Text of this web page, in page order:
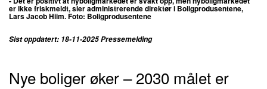
er ikke friskmeldt, sieradministrerende direktør i Boligprodusentene,
Lars Jacob Hiim.​​​​​​​ Foto: Boligprodusentene
Sist oppdatert: 18-11-2025 Pressemelding
Nye boliger øker – 2030 målet er